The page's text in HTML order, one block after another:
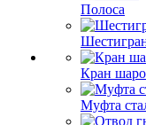
Полоса
Кран
Муфта